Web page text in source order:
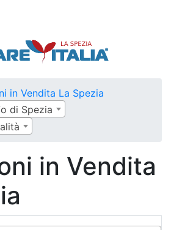
in Vendita La Spezia
di Spezia
in Vendita